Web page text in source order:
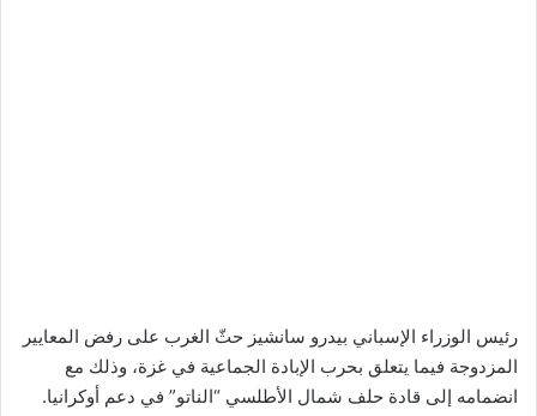
رئيس الوزراء الإسباني بيدرو سانشيز حثّ الغرب على رفض المعايير
المزدوجة فيما يتعلق بحرب الإبادة الجماعية في غزة، وذلك مع
انضمامه إلى قادة حلف شمال الأطلسي “الناتو” في دعم أوكرانيا.